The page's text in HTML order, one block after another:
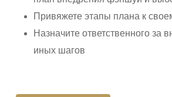
Привяжете этапы плана к
Назначите ответственного за
иных шагов